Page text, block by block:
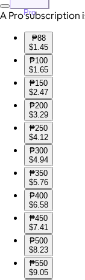
Pro
A Pro subscription
₱88
$1.45
₱100
$1.65
₱150
$2.47
₱200
$3.29
₱250
$4.12
₱300
$4.94
₱350
$5.76
₱400
$6.58
₱450
$7.41
₱500
$8.23
₱550
$9.05